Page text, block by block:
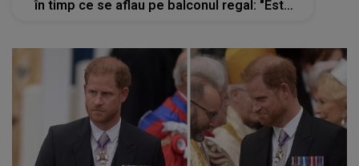
în timp ce se aflau pe balconul regal: "Este